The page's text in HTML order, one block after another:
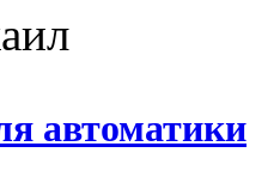
автоматики